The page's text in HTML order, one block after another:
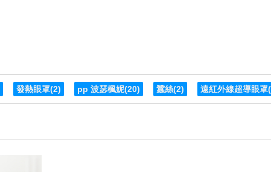
發熱眼罩(2) pp 波瑟楓妮(20) 蠶絲(2) 遠紅外線超導眼罩